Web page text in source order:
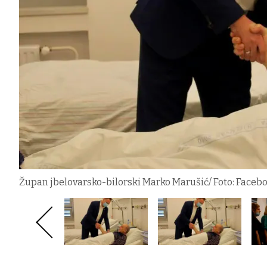
Župan jbelovarsko-bilorski Marko Marušić/ Foto: